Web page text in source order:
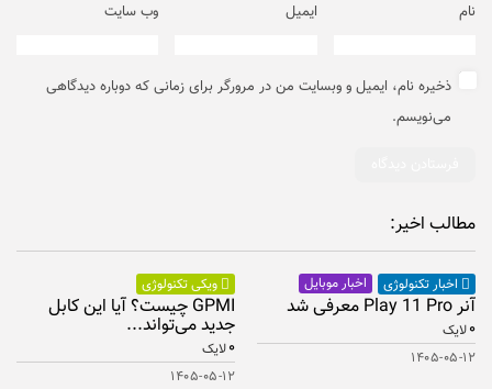
نام ایمیل وب‌ سایت
ذخیره نام، ایمیل و وبسایت من در مرورگر برای زمانی که دوباره دیدگاهی
می‌نویسم.
مطالب اخیر:
اخبار تکنولوژی اخبار موبایل
آنر Play 11 Pro معرفی شد
۰لایک
۱۴۰۵-۰۵-۱۲
ویکی تکنولوژی
GPMI چیست؟ آیا این کابل
جدید می‌تواند...
۰لایک
۱۴۰۵-۰۵-۱۲